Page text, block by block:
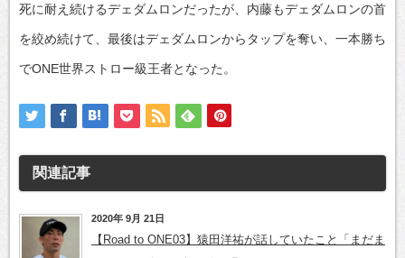
死に耐え続けるデェダムロンだったが、内藤もデェダムロンの首
を絞め続けて、最後はデェダムロンからタップを奪い、一本勝ち
でONE世界ストロー級王者となった。
関連記事
2020年 9月 21日
【Road to ONE03】猿田洋祐が話していたこと「まだま